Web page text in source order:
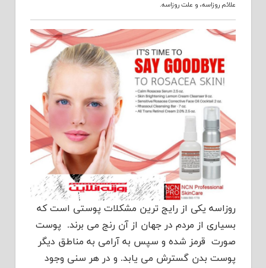
علائم روزاسه، و علت روزاسه.
روزاسه یکی از رایج ترین مشکلات پوستی است که
بسیاری از مردم در جهان از آن رنج می برند. پوست
صورت قرمز شده و سپس به آرامی به مناطق دیگر
پوست بدن گسترش می یابد. و در هر سنی وجود